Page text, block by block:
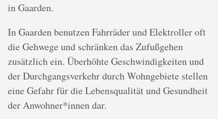
in Gaarden.
In Gaarden benutzen Fahrräder und Elektroller oft
die Gehwege und schränken das Zufußgehen
zusätzlich ein. Überhöhte Geschwindigkeiten und
der Durchgangsverkehr durch Wohngebiete stellen
eine Gefahr für die Lebensqualität und Gesundheit
der Anwohner*innen dar.